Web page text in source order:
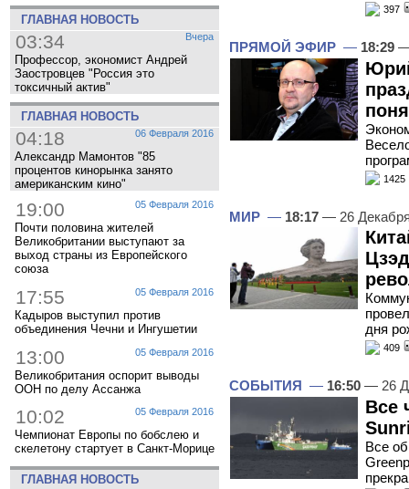
ГЛАВНАЯ НОВОСТЬ
Вчера
03:34
Профессор, экономист Андрей
Заостровцев "Россия это
токсичный актив"
ГЛАВНАЯ НОВОСТЬ
06 Февраля 2016
04:18
Александр Мамонтов "85
процентов кинорынка занято
американским кино"
05 Февраля 2016
19:00
Почти половина жителей
Великобритании выступают за
выход страны из Европейского
союза
05 Февраля 2016
17:55
Кадыров выступил против
объединения Чечни и Ингушетии
05 Февраля 2016
13:00
Великобритания оспорит выводы
ООН по делу Ассанжа
05 Февраля 2016
10:02
Чемпионат Европы по бобслею и
скелетону стартует в Санкт-Морице
ГЛАВНАЯ НОВОСТЬ
397
ПРЯМОЙ ЭФИР — 18:29 —
1425
МИР — 18:17 — 26
дня
409
СОБЫТИЯ — 16:50 — 26
Все
Все